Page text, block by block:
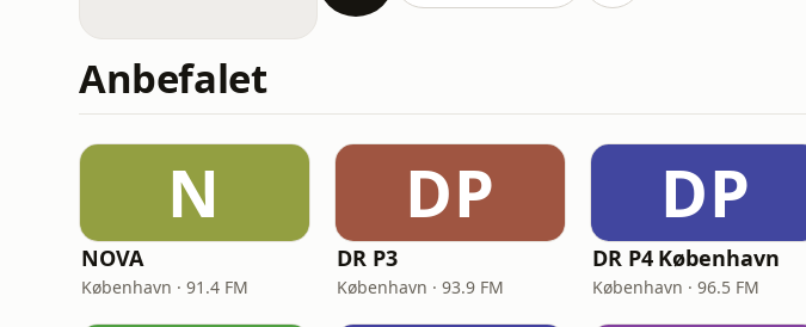
Anbefalet
N
NOVA
København · 91.4 FM
DP
DR P3
København · 93.9 FM
DP
DR P4 København
København · 96.5 FM